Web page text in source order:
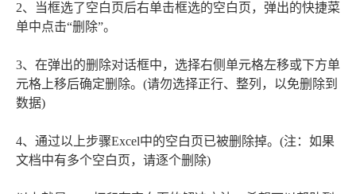
2、当框选了空白页后右单击框选的空白页，弹出的快捷菜
单中点击“删除”。
3、在弹出的删除对话框中，选择右侧单元格左移或下方单
元格上移后确定删除。(请勿选择正行、整列，以免删除到
数据)
4、通过以上步骤Excel中的空白页已被删除掉。(注：如果
文档中有多个空白页，请逐个删除)